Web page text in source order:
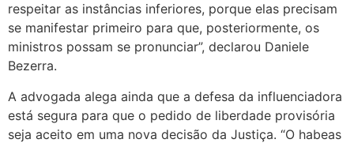
respeitar as instâncias inferiores, porque elas precisam
se manifestar primeiro para que, posteriormente, os
ministros possam se pronunciar”, declarou Daniele
Bezerra.
A advogada alega ainda que a defesa da influenciadora
está segura para que o pedido de liberdade provisória
seja aceito em uma nova decisão da Justiça. “O habeas